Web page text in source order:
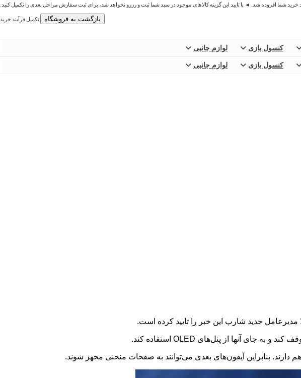
خرید شما افزوده شد. ◄ با تایید این گزینه کالاهای موجود در سبد شما ثبت و رزرو نخواهد شد، برای ثبت سفارش مراحل بعدی را تکمیل کنید.
بازگشت به فروشگاه تکمیل فرآیند خرید
کنسول بازی لوازم جانبی
کنسول بازی لوازم جانبی
کند و به جای آنها از پنل‌های OLED استفاده کند.
دارند. بنابراین آیفون‌های بعدی می‌توانند به صفحات منحنی مجهز شوند.